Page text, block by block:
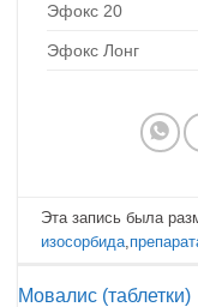
Эфокс 20
Эфокс Лонг
Эта запись была
изосорбида
Мовалис (таблетки)